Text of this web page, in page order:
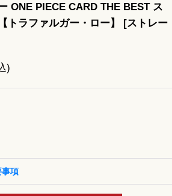
ONE PIECE CARD THE BEST ス
ラファルガー・ロー】
[ストレー
)
事項